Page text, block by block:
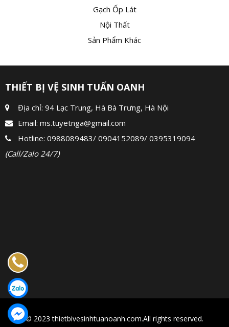
Gạch Ốp Lát
Nội Thất
Sản Phẩm Khác
THIẾT BỊ VỆ SINH TUẤN OANH
Địa chỉ: 94 Lạc Trung, Hà Bà Trưng, Hà Nội
Email: ms.tuyetnga@gmail.com
Hotline: 0988089483/ 0904152089/ 0395319094
(Call/Zalo 24/7)
© 2023 thietbivesinhtuanoanh.com.All rights reserved.